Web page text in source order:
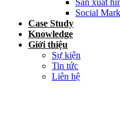
Social
Case Study
Knowledge
Giới thiệu
Sự kiện
Tin tức
Liên hệ